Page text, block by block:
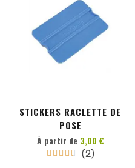
STICKERS RACLETTE DE
POSE
     (2)
À partir de 3,00 €